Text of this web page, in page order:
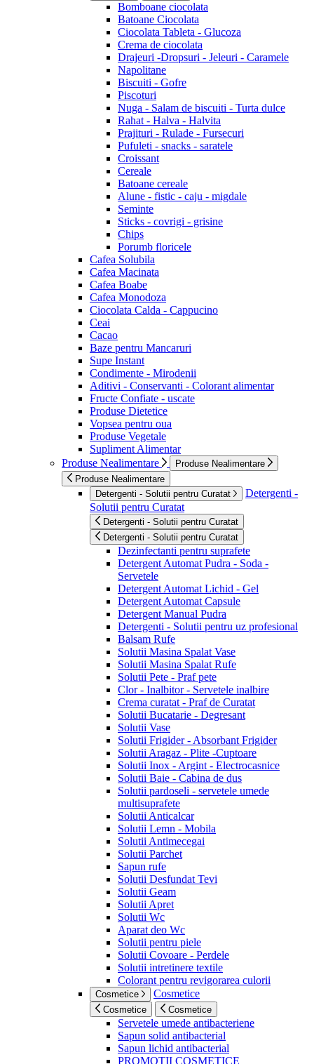
Bomboane ciocolata
Batoane Ciocolata
Ciocolata Tableta - Glucoza
Crema de ciocolata
Drajeuri -Dropsuri - Jeleuri - Caramele
Napolitane
Biscuiti - Gofre
Piscoturi
Nuga - Salam de biscuiti - Turta dulce
Rahat - Halva - Halvita
Prajituri - Rulade - Fursecuri
Pufuleti - snacks - saratele
Croissant
Cereale
Batoane cereale
Alune - fistic - caju - migdale
Seminte
Sticks - covrigi - grisine
Chips
Porumb floricele
Cafea Solubila
Cafea Macinata
Cafea Boabe
Cafea Monodoza
Ciocolata Calda - Cappucino
Ceai
Cacao
Baze pentru Mancaruri
Supe Instant
Condimente - Mirodenii
Aditivi - Conservanti - Colorant alimentar
Fructe Confiate - uscate
Produse Dietetice
Vopsea pentru oua
Produse Vegetale
Supliment Alimentar
Produse Nealimentare
Produse Nealimentare
Produse Nealimentare
Detergenti - Solutii pentru Curatat
Detergenti -
Solutii pentru Curatat
Detergenti - Solutii pentru Curatat
Detergenti - Solutii pentru Curatat
Dezinfectanti pentru suprafete
Detergent Automat Pudra - Soda -
Servetele
Detergent Automat Lichid - Gel
Detergent Automat Capsule
Detergent Manual Pudra
Detergenti - Solutii pentru uz profesional
Balsam Rufe
Solutii Masina Spalat Vase
Solutii Masina Spalat Rufe
Solutii Pete - Praf pete
Clor - Inalbitor - Servetele inalbire
Crema curatat - Praf de Curatat
Solutii Bucatarie - Degresant
Solutii Vase
Solutii Frigider - Absorbant Frigider
Solutii Aragaz - Plite -Cuptoare
Solutii Inox - Argint - Electrocasnice
Solutii Baie - Cabina de dus
Solutii pardoseli - servetele umede
multisuprafete
Solutii Anticalcar
Solutii Lemn - Mobila
Solutii Antimecegai
Solutii Parchet
Sapun rufe
Solutii Desfundat Tevi
Solutii Geam
Solutii Apret
Solutii Wc
Aparat deo Wc
Solutii pentru piele
Solutii Covoare - Perdele
Solutii intretinere textile
Colorant pentru revigorarea culorii
Cosmetice Cosmetice
Cosmetice Cosmetice
Servetele umede antibacteriene
Sapun solid antibacterial
Sapun lichid antibacterial
PROMOTII COSMETICE